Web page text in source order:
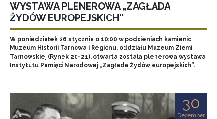
WYSTAWA PLENEROWA „ZAGŁADA
ŻYDÓW EUROPEJSKICH”
W poniedziałek 26 stycznia o 10:00 w podcieniach kamienic
Muzeum Historii Tarnowa i Regionu, oddziału Muzeum Ziemi
Tarnowskiej (Rynek 20-21), otwarta została plenerowa wystawa
Instytutu Pamięci Narodowej „Zagłada Żydów europejskich”.
30
December